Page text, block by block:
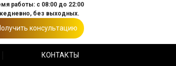
работы: с 08:00 до 22:00
без выходных.
консультацию
КОНТАКТЫ